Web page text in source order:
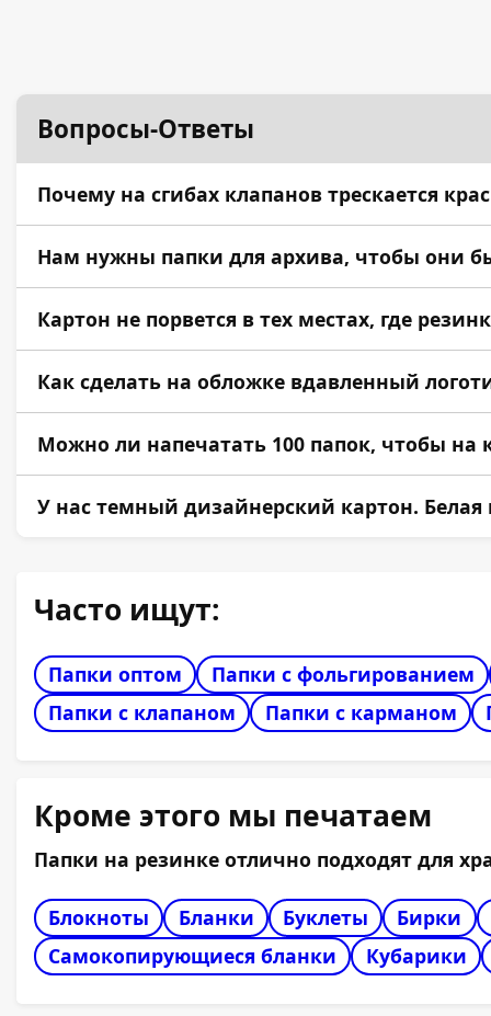
Вопросы-Ответы
Почему на сгибах клапанов трескается
Это следствие складывания без подготовки
Нам нужны папки для архива, чтобы они
Да. В таком случае мы применяем кашировку —
Картон не порвется в тех местах, где
Мы надежно защищаем отверстия под
Как сделать на обложке вдавленный
Это называется блинтовое (слепое) тиснение.
Можно ли напечатать 100 папок, чтобы
Да, на малых тиражах мы применяем печать
У нас темный дизайнерский картон. Белая
Часто ищут:
Папки оптом
Папки с фольгированием
Папки с клапаном
Папки с карманом
Кроме этого мы печатаем
Папки на резинке отлично подходят для
Блокноты Бланки Буклеты Бирки
Самокопирующиеся бланки
Кубарики